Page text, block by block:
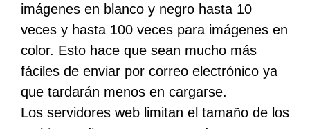
imágenes en blanco y negro hasta 10
veces y hasta 100 veces para imágenes en
color. Esto hace que sean mucho más
fáciles de enviar por correo electrónico ya
que tardarán menos en cargarse.
Los servidores web limitan el tamaño de los